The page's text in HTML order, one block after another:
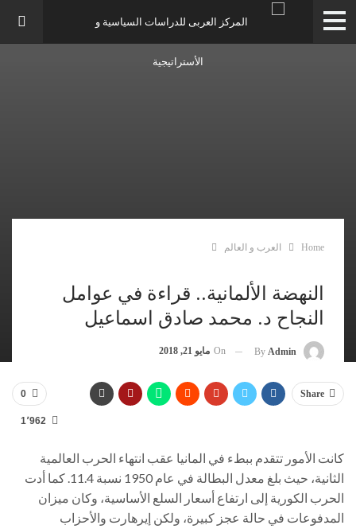
Home العرب و العالم
النهضة الألمانية.. قراءة في عوامل
النجاح د. محمد صادق اسماعيل
By Admin
On مايو 21, 2018
Share
0
1٬962
كانت الأمور تتقدم ببطء في المانيا عقب انتهاء الحرب العالمية
الثانية، حيث بلغ معدل البطالة في عام 1950 نسبة 11.4. كما أدت
الحرب الكورية إلى ارتفاع أسعار السلع الأساسية، وكان ميزان
المدفوعات في حالة عجز كبيرة، ولكن إيرهارت والأحزاب